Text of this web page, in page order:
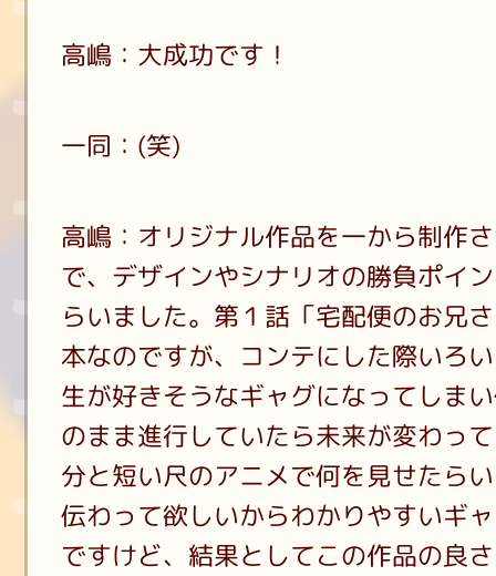
高嶋：大成功です！
一同：(笑)
高嶋：オリジナル作品を一から制作
で、デザインやシナリオの勝負ポイ
らいました。第１話「宅配便のお兄
本なのですが、コンテにした際いろ
生が好きそうなギャグになってしま
のまま進行していたら未来が変わっ
分と短い尺のアニメで何を見せたら
伝わって欲しいからわかりやすいギ
ですけど、結果としてこの作品の良